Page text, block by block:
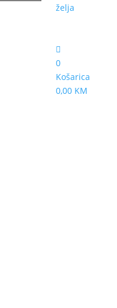
želja
0
Košarica
0,00 KM